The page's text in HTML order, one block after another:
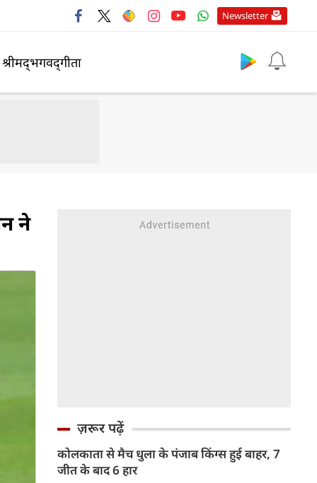
Newsletter
श्रीमद्‍भगवद्‍गीता
ने
ज़रूर पढ़ें
कोलकाता से मैच धुला के पंजाब किंग्स हुई बाहर, 7
जीत के बाद 6 हार